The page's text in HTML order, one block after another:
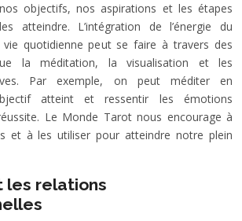
objectifs, nos aspirations et les étapes
atteindre. L’intégration de l’énergie du
quotidienne peut se faire à travers des
la méditation, la visualisation et les
Par exemple, on peut méditer en
atteint et ressentir les émotions
Le Monde Tarot nous encourage à
et à les utiliser pour atteindre notre plein
les relations